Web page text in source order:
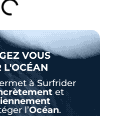
VOUS
L'OCÉAN
à Surfrider
et
l’Océan.